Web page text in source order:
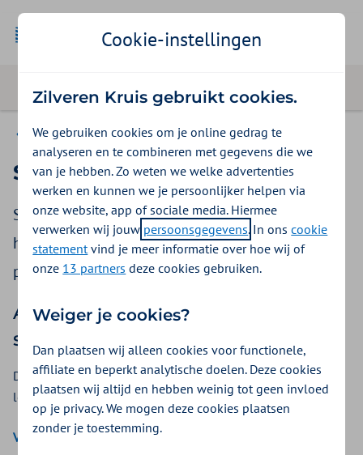
Disvv
Stomamateriaal
Stomamaterialen bestaan uit uitwendige
hulpmiddelen en hulpmiddelen voor
persoonlijke verzorging en bescherming.
Als een verzekerde
stomamateriaal nodig heeft
Dan kunt u hen verwijzen naar een gecontracteerde
leverancier van Zilveren Kruis:
Vind een gecontracteerde leverancier
Cookie-instellingen
Zilveren Kruis gebruikt cookies.
We gebruiken cookies om je online gedrag te
analyseren en te combineren met gegevens die we
van je hebben. Zo weten we welke advertenties
werken en kunnen we je persoonlijker helpen via
onze website, app of sociale media. Hiermee
verwerken wij jouw persoonsgegevens. In onscookie
statementvind je meer informatie over hoe wij of
onze 13 partners deze cookies gebruiken.
Weiger je cookies?
Dan plaatsen wij alleen cookies voor functionele,
affiliate en beperkt analytische doelen. Deze cookies
plaatsen wij altijd en hebben weinig tot geen invloed
op je privacy. We mogen deze cookies plaatsen
zonder je toestemming.